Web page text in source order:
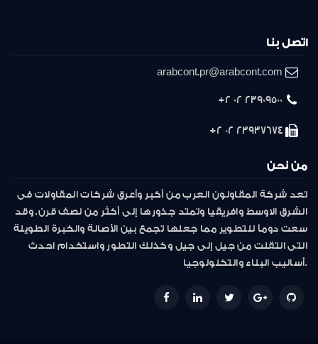
اتصل بنا
arabcont.pr@arabcont.com
23909500 02 2+
23937674 02 2+
من نحن
تعد شركة المقاولون العرب من أكبر وأعرق شركات المقاولات فى
الشرق الاوسط وافريقيا وتمتد جذورها إلى أكثر من نصف قرن. وقد
سعت دوماً للتطوير مما جعلها تجمع بين الأصالة والخبرة الطويلة
التى انتقلت من جيل إلى جيل وكذلك التطور واستخدام احدث
أساليب البناء والتكنولوجيا.